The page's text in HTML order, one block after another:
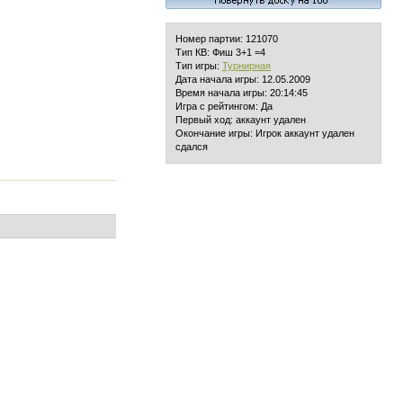
Номер партии: 121070
Тип КВ: Фиш 3+1 =4
Тип игры: Турнирная
Дата начала игры: 12.05.2009
Время начала игры: 20:14:45
Игра с рейтингом: Да
Первый ход: аккаунт удален
Окончание игры: Игрок аккаунт удален
сдался